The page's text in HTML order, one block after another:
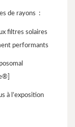
de rayons :
filtres solaires
performants
à l’exposition